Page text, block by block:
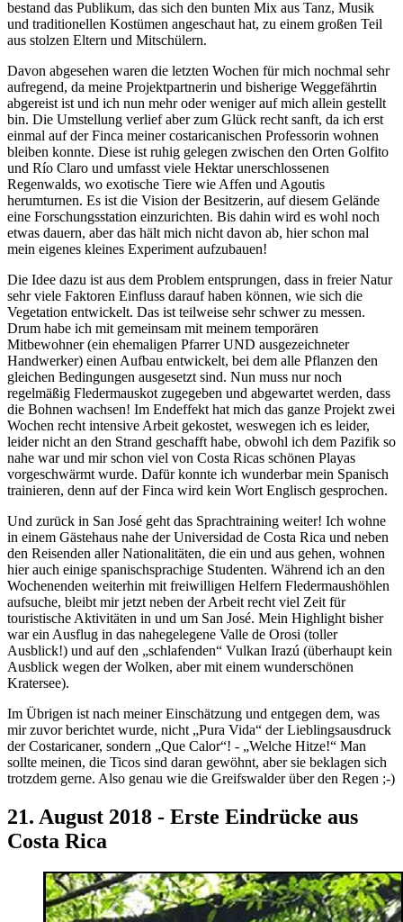
bestand das Publikum, das sich den bunten Mix aus Tanz, Musik
und traditionellen Kostümen angeschaut hat, zu einem großen Teil
aus stolzen Eltern und Mitschülern.
Davon abgesehen waren die letzten Wochen für mich nochmal sehr
aufregend, da meine Projektpartnerin und bisherige Weggefährtin
abgereist ist und ich nun mehr oder weniger auf mich allein gestellt
bin. Die Umstellung verlief aber zum Glück recht sanft, da ich erst
einmal auf der Finca meiner costaricanischen Professorin wohnen
bleiben konnte. Diese ist ruhig gelegen zwischen den Orten Golfito
und Río Claro und umfasst viele Hektar unerschlossenen
Regenwalds, wo exotische Tiere wie Affen und Agoutis
herumturnen. Es ist die Vision der Besitzerin, auf diesem Gelände
eine Forschungsstation einzurichten. Bis dahin wird es wohl noch
etwas dauern, aber das hält mich nicht davon ab, hier schon mal
mein eigenes kleines Experiment aufzubauen!
Die Idee dazu ist aus dem Problem entsprungen, dass in freier Natur
sehr viele Faktoren Einfluss darauf haben können, wie sich die
Vegetation entwickelt. Das ist teilweise sehr schwer zu messen.
Drum habe ich mit gemeinsam mit meinem temporären
Mitbewohner (ein ehemaligen Pfarrer UND ausgezeichneter
Handwerker) einen Aufbau entwickelt, bei dem alle Pflanzen den
gleichen Bedingungen ausgesetzt sind. Nun muss nur noch
regelmäßig Fledermauskot zugegeben und abgewartet werden, dass
die Bohnen wachsen! Im Endeffekt hat mich das ganze Projekt zwei
Wochen recht intensive Arbeit gekostet, weswegen ich es leider,
leider nicht an den Strand geschafft habe, obwohl ich dem Pazifik so
nahe war und mir schon viel von Costa Ricas schönen Playas
vorgeschwärmt wurde. Dafür konnte ich wunderbar mein Spanisch
trainieren, denn auf der Finca wird kein Wort Englisch gesprochen.
Und zurück in San José geht das Sprachtraining weiter! Ich wohne
in einem Gästehaus nahe der Universidad de Costa Rica und neben
den Reisenden aller Nationalitäten, die ein und aus gehen, wohnen
hier auch einige spanischsprachige Studenten. Während ich an den
Wochenenden weiterhin mit freiwilligen Helfern Fledermaushöhlen
aufsuche, bleibt mir jetzt neben der Arbeit recht viel Zeit für
touristische Aktivitäten in und um San José. Mein Highlight bisher
war ein Ausflug in das nahegelegene Valle de Orosi (toller
Ausblick!) und auf den „schlafenden“ Vulkan Irazú (überhaupt kein
Ausblick wegen der Wolken, aber mit einem wunderschönen
Kratersee).
Im Übrigen ist nach meiner Einschätzung und entgegen dem, was
mir zuvor berichtet wurde, nicht „Pura Vida“ der Lieblingsausdruck
der Costaricaner, sondern „Que Calor“! - „Welche Hitze!“ Man
sollte meinen, die Ticos sind daran gewöhnt, aber sie beklagen sich
trotzdem gerne. Also genau wie die Greifswalder über den Regen ;-)
21. August 2018 - Erste Eindrücke aus
Costa Rica